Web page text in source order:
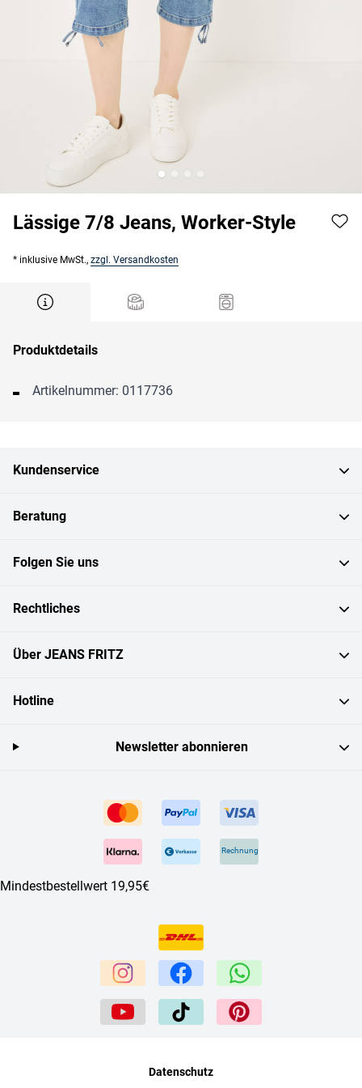
Lässige 7/8 Jeans, Worker-Style
* inklusive MwSt., zzgl. Versandkosten
Produktdetails
Artikelnummer: 0117736
Kundenservice
Beratung
Folgen Sie uns
Rechtliches
Über JEANS FRITZ
Hotline
Rechnung
Mindestbestellwert 19,95€
Newsletter abonnieren
Datenschutz